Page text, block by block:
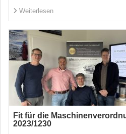
Weiterlesen
Fit für die
2023/1230